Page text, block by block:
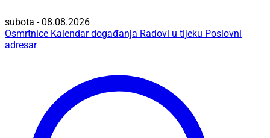
subota - 08.08.2026
Osmrtnice Kalendar događanja Radovi u tijeku Poslovni
adresar